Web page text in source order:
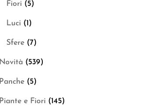
Fiori (5)
Luci (1)
Sfere (7)
Novità (539)
Panche (5)
Piante e Fiori (145)